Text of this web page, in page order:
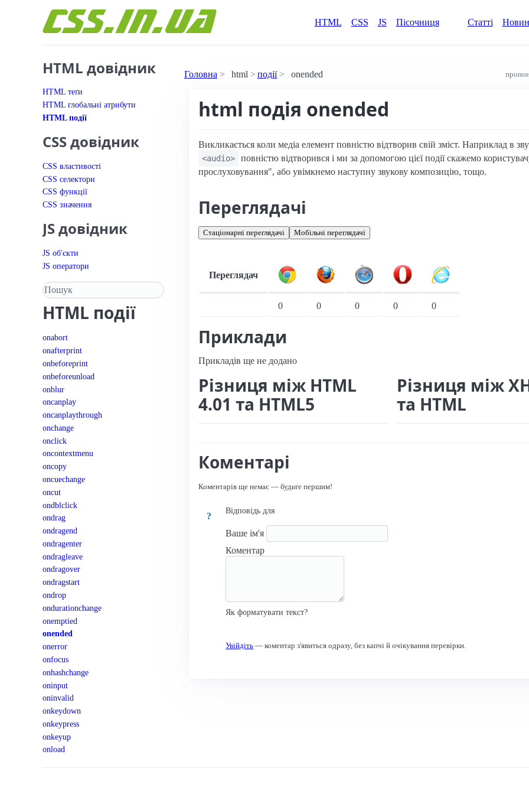
HTML
CSS JS Пісочниця Статті
HTML довідник
HTML теґи
HTML глобальні атрибути
HTML події
CSS довідник
CSS властивості
CSS селектори
CSS функції
CSS значення
JS довідник
JS об'єкти
JS оператори
Пошук у довіднику
HTML події
onabort
onafterprint
onbeforeprint
onbeforeunload
onblur
oncanplay
oncanplaythrough
onchange
onclick
oncontextmenu
oncopy
oncuechange
oncut
ondblclick
ondrag
ondragend
ondragenter
ondragleave
ondragover
ondragstart
ondrop
ondurationchange
onemptied
onended
onerror
onfocus
onhashchange
oninput
oninvalid
onkeydown
onkeypress
onkeyup
onload
Головна html події onended
html подія onended
Викликається коли медіа елемент повністю відтворив свій зміст. Наприклад в
<audio>
повністю відтворився і ми за допомогою цієї події скажемо
прослуховування", або увімкнемо наступну звукову композицію, тощо.
Переглядачі
Стаціонарні переглядачі Мобільні переглядачі
Переглядач
0 0 0 0 0
Приклади
Прикладів ще не додано
Різниця між HTML
4.01 та HTML5
Різниця між
та HTML
Коментарі
Коментарів ще немає — будьте першим!
?
Відповідь для
Ваше ім'я
Коментар
Як форматувати текст?
Увійдіть — коментар з'явиться одразу, без капчі й очікування перевірки.